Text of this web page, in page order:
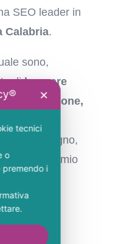
SEO leader in
Calabria.
sono,
dilavorare
e
il bisogno,
dal mio
✕
tecnici
o
premendo i